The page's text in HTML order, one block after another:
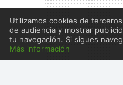
Utilizamos cookies de
de audiencia y mostrar
tu navegación. Si sigues
Más información